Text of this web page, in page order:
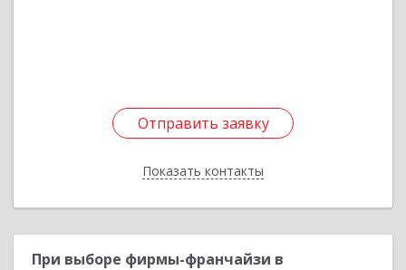
Отправить заявку
Показать контакты
Отправить заявку
Назад
При выборе фирмы-франчайзи в